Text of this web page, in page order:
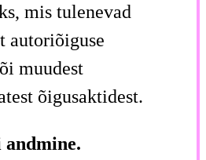
mis tulenevad
autoriõiguse
muudest
õigusaktidest.
andmine.